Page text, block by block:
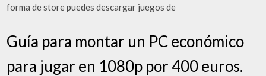
forma de store puedes descargar juegos de
Guía para montar un PC económico
para jugar en 1080p por 400 euros.